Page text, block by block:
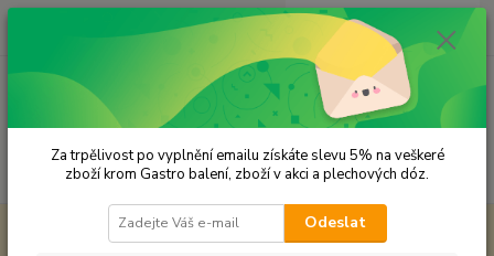
Menu
Hledat
ks
za 0,00 Kč
KOŘENÍ JEDNODRUHOVÉ Česnek mletý
Za trpělivost po vyplnění emailu získáte slevu 5% na veškeré
zboží krom Gastro balení, zboží v akci a plechových dóz.
Odeslat